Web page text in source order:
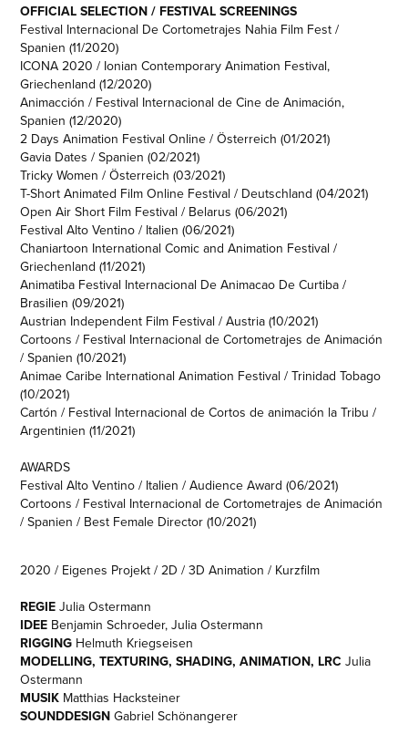
OFFICIAL SELECTION / FESTIVAL SCREENINGS
Festival Internacional De Cortometrajes Nahia Film Fest /
Spanien (11/2020)
ICONA 2020 / Ionian Contemporary Animation Festival,
Griechenland (12/2020)
Animacción / Festival Internacional de Cine de Animación,
Spanien (12/2020)
2 Days Animation Festival Online / Österreich (01/2021)
Gavia Dates / Spanien (02/2021)
Tricky Women / Österreich (03/2021)
T-Short Animated Film Online Festival / Deutschland (04/2021)
Open Air Short Film Festival / Belarus (06/2021)
Festival Alto Ventino / Italien (06/2021)
Chaniartoon International Comic and Animation Festival /
Griechenland (11/2021)
Animatiba Festival Internacional De Animacao De Curtiba /
Brasilien (09/2021)
Austrian Independent Film Festival / Austria (10/2021)
Cortoons / Festival Internacional de Cortometrajes de Animación
/ Spanien (10/2021)
Animae Caribe International Animation Festival / Trinidad Tobago
(10/2021)
Cartón / Festival Internacional de Cortos de animación la Tribu /
Argentinien (11/2021)
AWARDS
Festival Alto Ventino / Italien / Audience Award (06/2021)
Cortoons / Festival Internacional de Cortometrajes de Animación
/ Spanien / Best Female Director (10/2021)
2020 / Eigenes Projekt / 2D / 3D Animation / Kurzfilm
REGIEJulia Ostermann
IDEE Benjamin Schroeder, Julia Ostermann
RIGGING Helmuth Kriegseisen
MODELLING, TEXTURING, SHADING, ANIMATION, LRCJulia
Ostermann
MUSIK Matthias Hacksteiner
SOUNDDESIGNGabriel Schönangerer